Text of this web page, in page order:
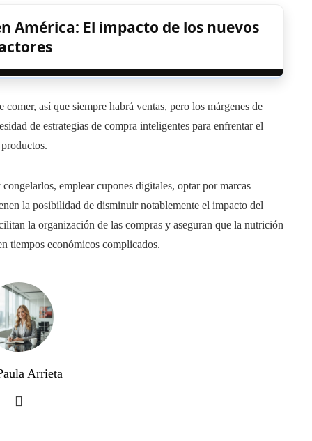
América: El impacto de los nuevos
así que siempre habrá ventas, pero los márgenes de
de estrategias de compra inteligentes para enfrentar el
emplear cupones digitales, optar por marcas
la posibilidad de disminuir notablemente el impacto del
la organización de las compras y aseguran que la nutrición
tiempos económicos complicados.
Arrieta